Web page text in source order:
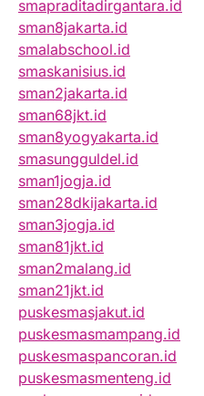
smapraditadirgantara.id
sman8jakarta.id
smalabschool.id
smaskanisius.id
sman2jakarta.id
sman68jkt.id
sman8yogyakarta.id
smasungguldel.id
sman1jogja.id
sman28dkijakarta.id
sman3jogja.id
sman81jkt.id
sman2malang.id
sman21jkt.id
puskesmasjakut.id
puskesmasmampang.id
puskesmaspancoran.id
puskesmasmenteng.id